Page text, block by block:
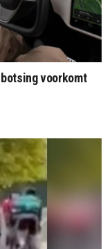
voorkomt